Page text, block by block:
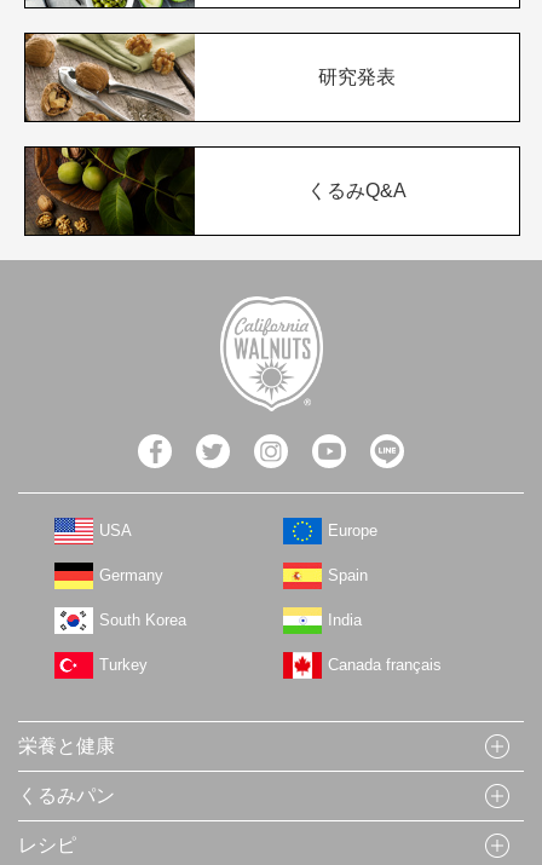
研究発表
くるみQ&A
USA Europe
Germany Spain
South Korea India
Turkey Canada français
栄養と健康
くるみパン
レシピ